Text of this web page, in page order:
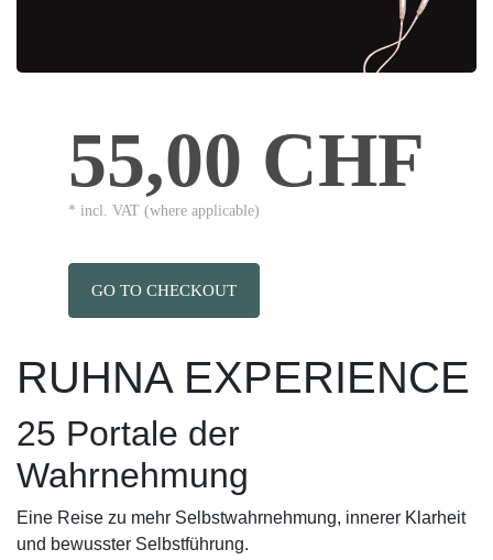
55,00 CHF
* incl. VAT (where applicable)
GO TO CHECKOUT
RUHNA EXPERIENCE
25 Portale der
Wahrnehmung
Eine Reise zu mehr Selbstwahrnehmung, innerer Klarheit
und bewusster Selbstführung.